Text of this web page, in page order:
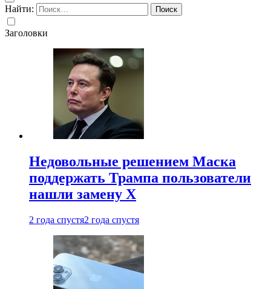
Найти:
Заголовки
Недовольные решением Маска
поддержать Трампа пользователи
нашли замену X
2 года спустя2 года спустя